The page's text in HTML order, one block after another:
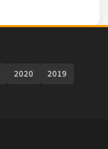
2020
2019